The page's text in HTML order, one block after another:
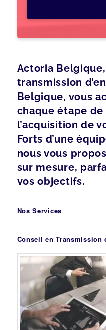
Actoria
transmission
Belgique, vous
chaque étape
l’acquisition de
Forts d’une
nous vous
sur mesure,
vos objectifs.
Nos Services
Conseil en Transmission